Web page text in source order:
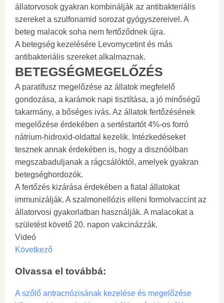
állatorvosok gyakran kombinálják az antibakteriális
szereket a szulfonamid sorozat gyógyszereivel. A
beteg malacok soha nem fertőződnek újra.
A betegség kezelésére Levomycetint és más
antibakteriális szereket alkalmaznak.
BETEGSÉGMEGELŐZÉS
A paratífusz megelőzése az állatok megfelelő
gondozása, a karámok napi tisztítása, a jó minőségű
takarmány, a bőséges ivás. Az állatok fertőzésének
megelőzése érdekében a sertéstartót 4%-os forró
nátrium-hidroxid-oldattal kezelik. Intézkedéseket
tesznek annak érdekében is, hogy a disznóólban
megszabaduljanak a rágcsálóktól, amelyek gyakran
betegséghordozók.
A fertőzés kizárása érdekében a fiatal állatokat
immunizálják. A szalmonellózis elleni formolvaccint az
állatorvosi gyakorlatban használják. A malacokat a
születést követő 20. napon vakcinázzák.
Videó
Következő
Olvassa el továbbá:
A szőlő antracnózisának kezelése és megelőzése